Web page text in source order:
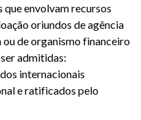
que envolvam recursos
oriundos de agência
de organismo financeiro
admitidas:
internacionais
e ratificados pelo